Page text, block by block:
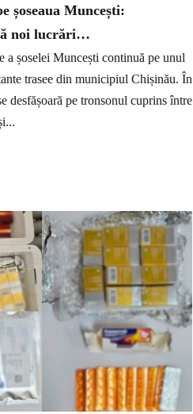
șoseaua Muncești:
noi lucrări…
a șoselei Muncești continuă pe unul
trasee din municipiul Chișinău. În
desfășoară pe tronsonul cuprins între